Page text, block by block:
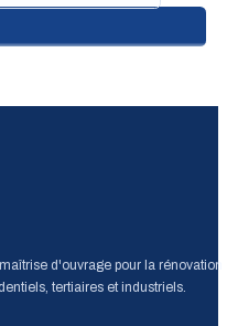
d'ouvrage pour la rénovation
tertiaires et industriels.